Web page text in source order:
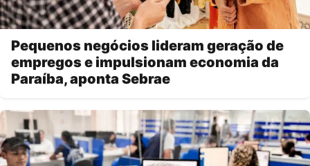
Pequenos negócios lideram geração de
empregos e impulsionam economia da
Paraíba, aponta Sebrae